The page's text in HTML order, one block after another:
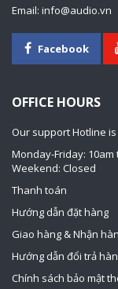
Email: info@audio.vn
Facebook
OFFICE HOURS
Our support Hotline
Monday-Friday: 10am
Weekend: Closed
Thanh toán
Hướng dẫn đặt hàng
Giao hàng & Nhận
Hướng dẫn đổi trả
Chính sách bảo mật